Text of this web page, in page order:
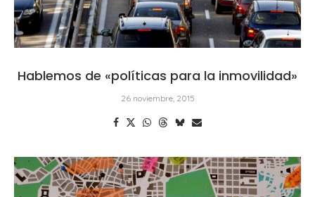
Hablemos de «políticas para la inmovilidad»
26 noviembre, 2015